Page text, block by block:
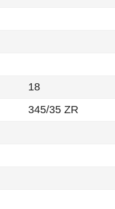
18
345/35 ZR